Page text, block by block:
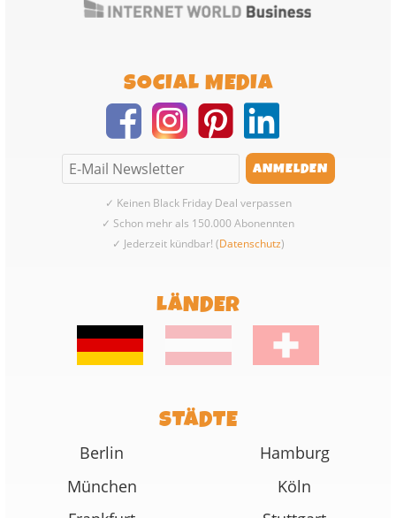
SOCIAL MEDIA
✓ Keinen Black Friday Deal verpassen
✓ Schon mehr als 150.000 Abonennten
✓ Jederzeit kündbar! (Datenschutz)
LÄNDER
STÄDTE
Berlin
Hamburg
München
Köln